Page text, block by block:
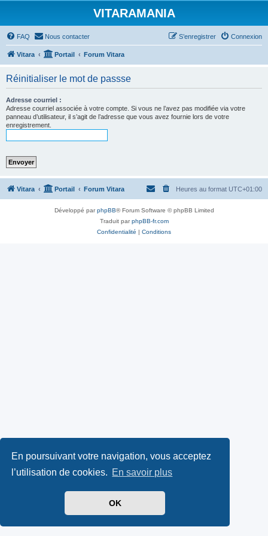
En poursuivant votre navigation, vous acceptez
l’utilisation de cookies. En savoir plus
OK
VITARAMANIA
FAQ Nous contacter Connexion
S’enregistrer
Vitara Portail Forum Vitara
Réinitialiser le mot de passse
Adresse courriel :
Adresse courriel associée à votre compte. Si vous ne l’avez pas modifiée via votre
panneau d’utilisateur, il s’agit de l’adresse que vous avez fournie lors de votre
enregistrement.
Vitara Portail Forum Vitara Heures au format UTC+01:00
Développé parphpBB® Forum Software © phpBB Limited
Traduit parphpBB-fr.com
Confidentialité | Conditions